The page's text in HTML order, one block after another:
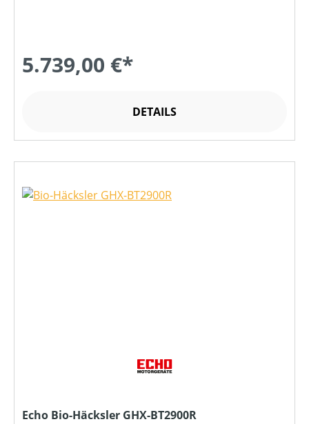
5.739,00 €*
DETAILS
Echo Bio-Häcksler GHX-BT2900R